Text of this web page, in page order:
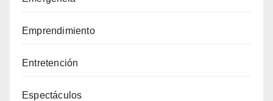
Emprendimiento
Entretención
Espectáculos